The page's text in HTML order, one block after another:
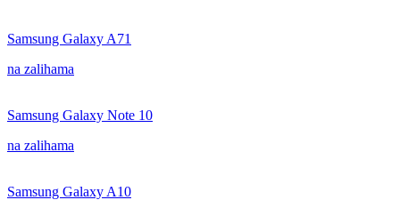
Samsung Galaxy A71
na zalihama
Samsung Galaxy Note 10
na zalihama
Samsung Galaxy A10